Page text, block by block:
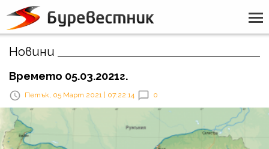
Новини
Времето 05.03.2021г.
Петък, 05 Март 2021 | 07:22:14 0